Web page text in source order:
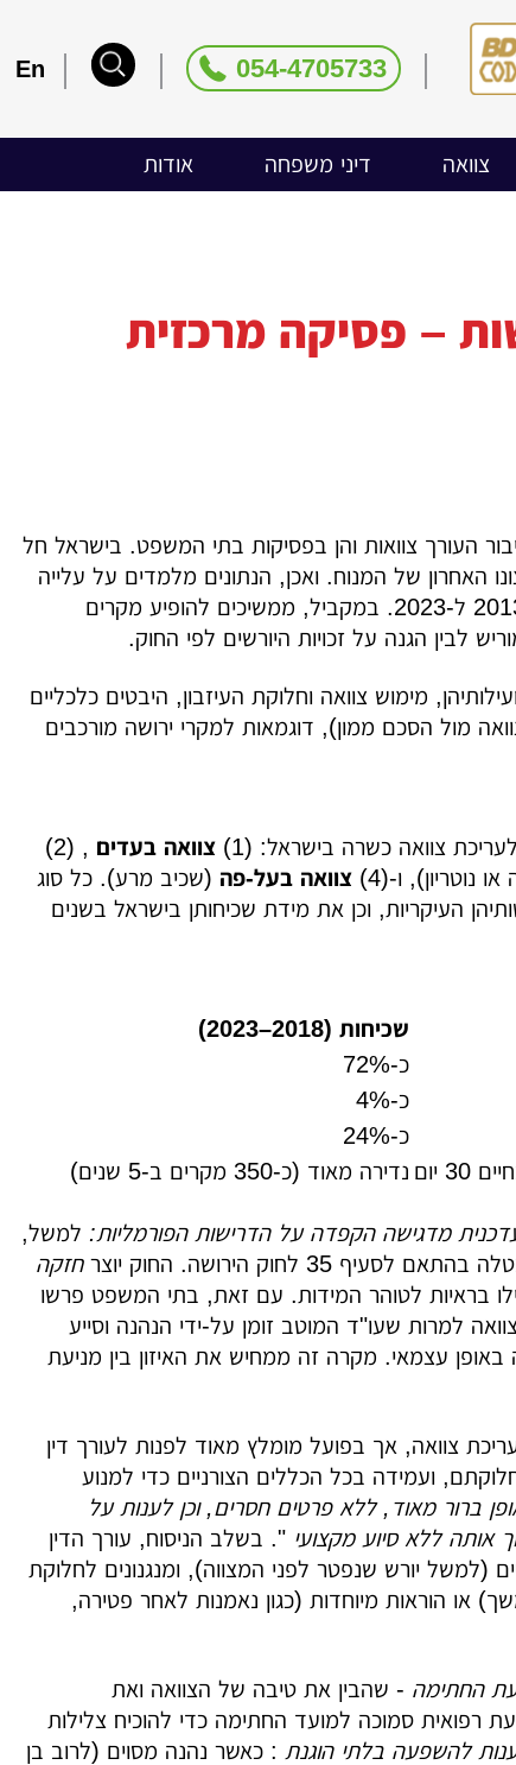
054-4705733
En
צוואה דיני משפחה אודות
וירושות – פסיקה מרכזית
העורך צוואות והן בפסיקות בתי המשפט. בישראל חל
האחרון של המנוח. ואכן, הנתונים מלמדים על עלייה
במודעות לעריכת צוואות; מספר צווי קיום הצוואה השנתיים כמעט והוכפל בין 2013 ל-2023. במקביל, ממשיכים להופיע מקרים
לבין הגנה על זכויות היורשים לפי החוק.
מימוש צוואה וחלוקת העיזבון, היבטים כלכליים
מול הסכם ממון), דוגמאות למקרי ירושה מורכבים
צוואה בעדים , (2)
נוטריון), ו-(4) צוואה בעל-פה (שכיב מרע). כל סוג
העיקריות, וכן את מידת שכיחותן בישראל בשנים
שכיחות (2018–2023)
כ-72%
כ-4%
כ-24%
יום נדירה מאוד (כ-350 מקרים ב-5 שנים)
מדגישה הקפדה על הדרישות הפורמליות: למשל,
הירושה. החוק יוצר
חזקה
בראיות לטוהר המידות. עם זאת, בתי המשפט פרשו
למרות שעו"ד המוטב זומן על-ידי הנהנה וסייע
באופן עצמאי. מקרה זה ממחיש את האיזון בין מניעת
צוואה, אך בפועל מומלץ מאוד לפנות לעורך דין
ועמידה בכל הכללים הצורניים כדי למנוע
ברור מאוד, ללא פרטים חסרים, וכן לענות על
אותה ללא סיוע מקצועי ". בשלב הניסוח, עורך הדין
(למשל יורש שנפטר לפני המצווה), ומנגנונים לחלוקת
ייבחן הצורך במינוי מנהל עיזבון בצוואה (ראו חלק 3 בהמשך) או הוראות מיוחדות (כגון נאמנות לאחר פטירה,
החתימה - שהבין את טיבה של הצוואה ואת
רפואית סמוכה למועד החתימה כדי להוכיח צלילות
להשפעה בלתי הוגנת : כאשר נהנה מסוים (לרוב בן